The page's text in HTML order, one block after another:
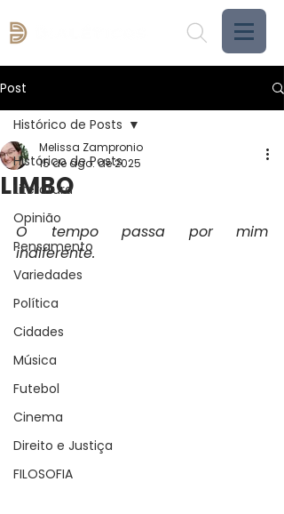
Post
Histórico de Posts
Literatura
Opinião
Pensamento
Variedades
Política
Cidades
Música
Futebol
Cinema
Direito e Justiça
FILOSOFIA
Histórico de Posts
LIMBO
Melissa Zampronio
15 de ago. de 2025
O tempo passa por mim
indiferente.